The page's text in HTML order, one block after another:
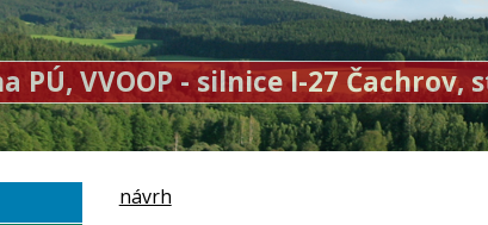
PÚ, VVOOP - silnice I-27
návrh